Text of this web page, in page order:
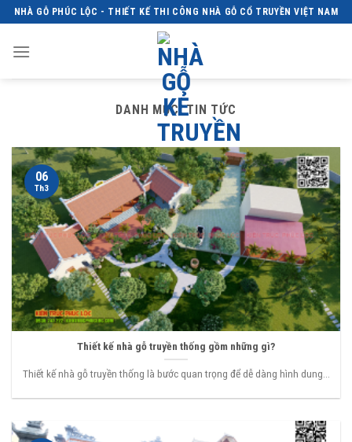
Skip
to
content
NHÀ GỖ PHÚC LỘC - THIẾT KẾ THI CÔNG NHÀ GỖ CỔ TRUYỀN VIỆT NAM
DANH MỤC:TIN TỨC
Thiết kế nhà gỗ truyền thống gồm những gì?
Thiết kế nhà gỗ truyền thống là bước quan trọng để dễ dàng hình dung...
06
Th3